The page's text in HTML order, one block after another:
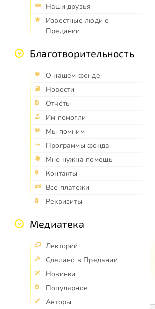
Наши друзья
Известные люди о
Предании
Благотворительность
О нашем фонде
Новости
Отчёты
Им помогли
Мы помним
Программы фонда
Мне нужна помощь
Контакты
Все платежи
Реквизиты
Медиатека
Лекторий
Сделано в Предании
Новинки
Популярное
Авторы